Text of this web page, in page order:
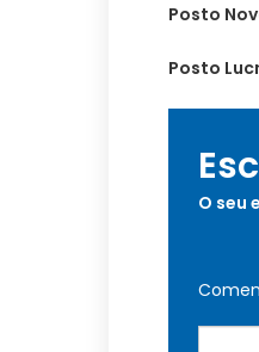
Posto
Posto
O seu